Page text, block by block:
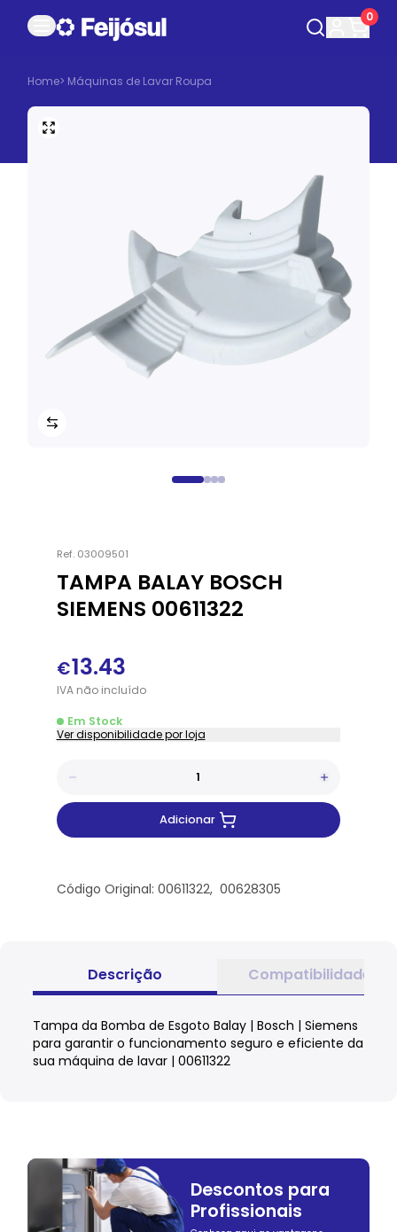
0
Home> Máquinas de Lavar Roupa
Ref. 03009501
TAMPA BALAY BOSCH
SIEMENS 00611322
€13.43
IVAnãoincluído
Em Stock
Ver disponibilidade por loja
Adicionar
Código Original: 00611322, 00628305
Descrição Compatibilidade
Tampa da Bomba de Esgoto Balay | Bosch | Siemens
para garantir o funcionamento seguro e eficiente da
sua máquina de lavar | 00611322
Descontos para
Profissionais